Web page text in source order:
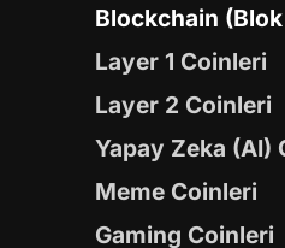
Blockchain
Layer 1 Coinleri
Layer 2 Coinleri
Yapay Zeka (AI)
Meme Coinleri
Gaming Coinleri